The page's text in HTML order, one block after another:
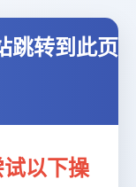
跳转到此页
以下操